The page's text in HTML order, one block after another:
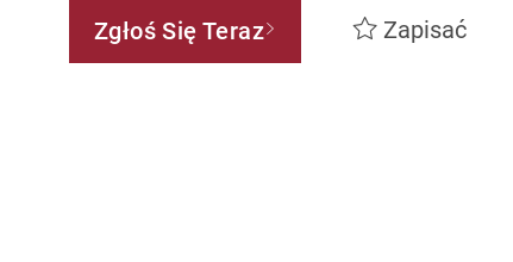
Zgłoś Się Teraz Zapisać